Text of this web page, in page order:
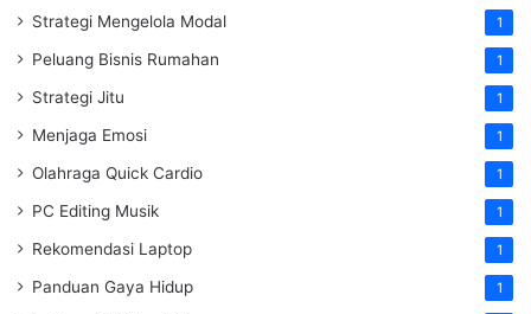
Strategi Mengelola Modal 1
Peluang Bisnis Rumahan 1
Strategi Jitu 1
Menjaga Emosi 1
Olahraga Quick Cardio 1
PC Editing Musik 1
Rekomendasi Laptop 1
Panduan Gaya Hidup 1